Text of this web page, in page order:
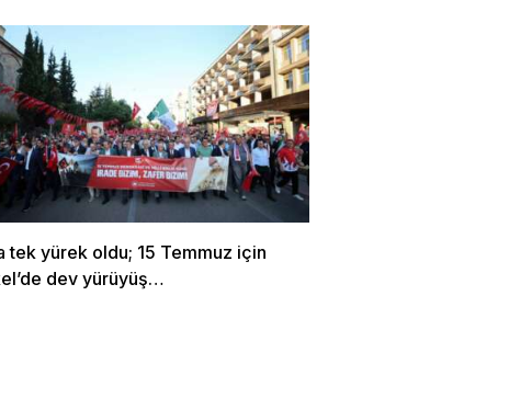
tek yürek oldu; 15 Temmuz için
dev yürüyüş…